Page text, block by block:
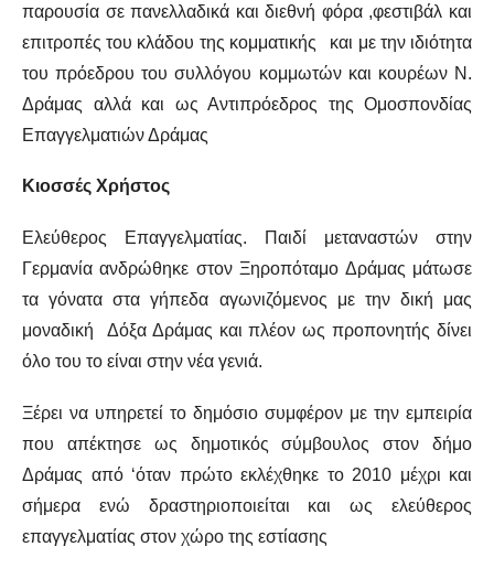
παρουσία σε πανελλαδικά και διεθνή φόρα ,φεστιβάλ και
επιτροπές του κλάδου της κομματικής και με την ιδιότητα
του πρόεδρου του συλλόγου κομμωτών και κουρέων Ν.
Δράμας αλλά και ως Αντιπρόεδρος της Ομοσπονδίας
Επαγγελματιών Δράμας
Κιοσσές Χρήστος
Ελεύθερος Επαγγελματίας. Παιδί μεταναστών στην
Γερμανία ανδρώθηκε στον Ξηροπόταμο Δράμας μάτωσε
τα γόνατα στα γήπεδα αγωνιζόμενος με την δική μας
μοναδική Δόξα Δράμας και πλέον ως προπονητής δίνει
όλο του το είναι στην νέα γενιά.
Ξέρει να υπηρετεί το δημόσιο συμφέρον με την εμπειρία
που απέκτησε ως δημοτικός σύμβουλος στον δήμο
Δράμας από ‘όταν πρώτο εκλέχθηκε το 2010 μέχρι και
σήμερα ενώ δραστηριοποιείται και ως ελεύθερος
επαγγελματίας στον χώρο της εστίασης